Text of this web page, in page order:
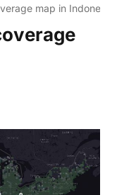
map in Indonesia